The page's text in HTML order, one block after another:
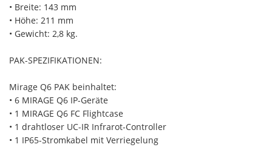
• Breite: 143 mm
• Höhe: 211 mm
• Gewicht: 2,8 kg.
PAK-SPEZIFIKATIONEN:
Mirage Q6 PAK beinhaltet:
• 6 MIRAGE Q6 IP-Geräte
• 1 MIRAGE Q6 FC Flightcase
• 1 drahtloser UC-IR Infrarot-Controller
• 1 IP65-Stromkabel mit Verriegelung